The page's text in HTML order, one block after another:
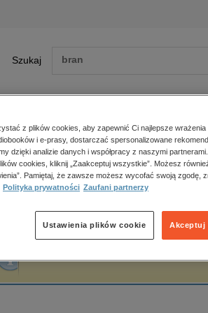
Szukaj
polityka, społeczno-informacyjne
psychologiczne
popularno-naukowe
historia
główna Krzysztof Gosztyła
Gosztyła
z plików cookies, aby zapewnić Ci najlepsze
i e-prasy, dostarczać spersonalizowane
dzięki analizie danych i współpracy z naszymi
cookies, kliknij „Zaakceptuj wszystkie”. Możesz
Pamiętaj, że zawsze możesz wycofać swoją zgodę,
Polityka prywatności Zaufani partnerzy
Akceptuj
Ustawienia plików cookie